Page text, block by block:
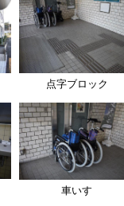
点字ブロック
車いす